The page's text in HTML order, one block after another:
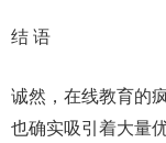
结 语
诚然，在线教育的
也确实吸引着大量